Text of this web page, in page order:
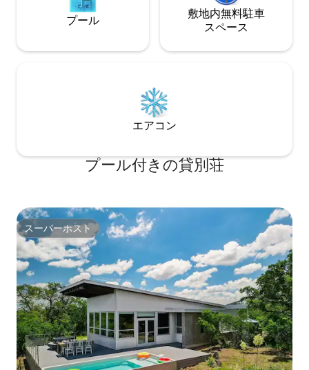
プール
敷地内無料駐⁠車
ス⁠ペ⁠ー⁠ス
エアコン
プール付きの貸別荘
スーパーホスト
スーパーホスト